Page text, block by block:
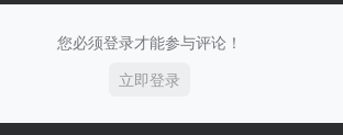
您必须登录才能参与评论！
立即登录